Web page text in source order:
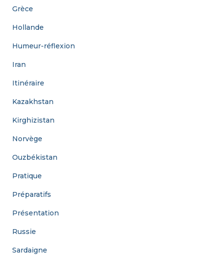
Grèce
Hollande
Humeur-réflexion
Iran
Itinéraire
Kazakhstan
Kirghizistan
Norvège
Ouzbékistan
Pratique
Préparatifs
Présentation
Russie
Sardaigne